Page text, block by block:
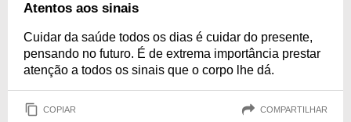
Atentos aos sinais
Cuidar da saúde todos os dias é cuidar do presente,
pensando no futuro. É de extrema importância prestar
atenção a todos os sinais que o corpo lhe dá.
COPIAR COMPARTILHAR